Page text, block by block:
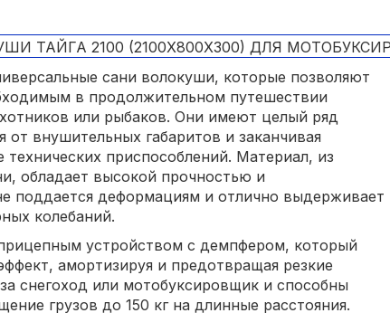
сани волокуши, которые позволяют
в продолжительном путешествии
или рыбаков. Они имеют целый ряд
от внушительных габаритов и заканчивая
технических приспособлений. Материал, из
обладает высокой прочностью и
поддается деформациям и отлично выдерживает
колебаний.
устройством с демпфером, который
амортизируя и предотвращая резкие
снегоход или мотобуксировщик и способны
грузов до 150 кг на длинные расстояния.